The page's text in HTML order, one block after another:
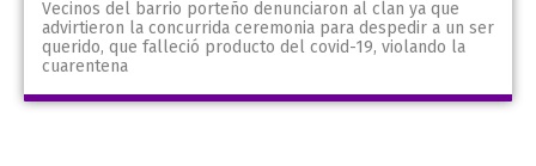
Vecinos del barrio porteño denunciaron al clan ya que
advirtieron la concurrida ceremonia para despedir a un ser
querido, que falleció producto del covid-19, violando la
cuarentena